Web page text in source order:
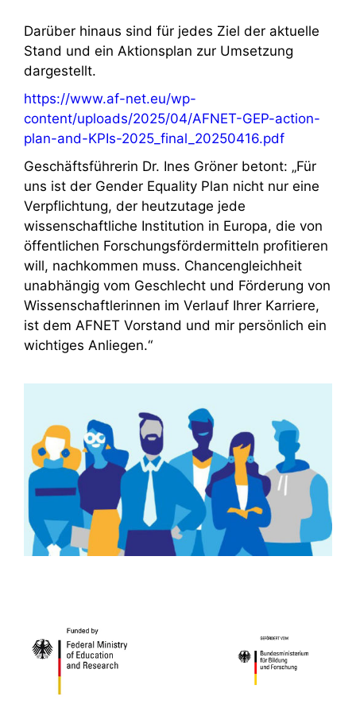
Darüber hinaus sind für jedes Ziel der aktuelle
Stand und ein Aktionsplan zur Umsetzung
dargestellt.
https://www.af-net.eu/wp-
content/uploads/2025/04/AFNET-GEP-action-
plan-and-KPIs-2025_final_20250416.pdf
Geschäftsführerin Dr. Ines Gröner betont: „Für
uns ist der Gender Equality Plan nicht nur eine
Verpflichtung, der heutzutage jede
wissenschaftliche Institution in Europa, die von
öffentlichen Forschungsfördermitteln profitieren
will, nachkommen muss. Chancengleichheit
unabhängig vom Geschlecht und Förderung von
Wissenschaftlerinnen im Verlauf Ihrer Karriere,
ist dem AFNET Vorstand und mir persönlich ein
wichtiges Anliegen.“